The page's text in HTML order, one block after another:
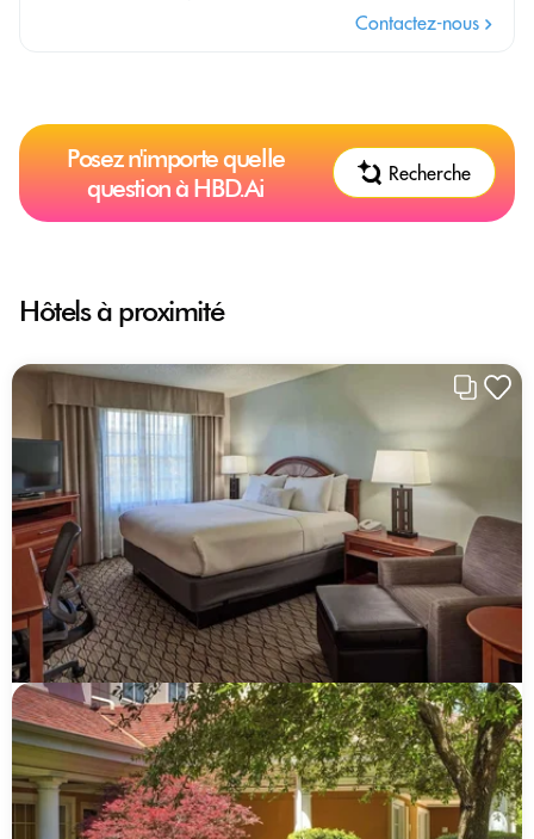
Contactez-nous
Posez n'importe quelle
question à HBD.Ai
Recherche
Hôtels à proximité